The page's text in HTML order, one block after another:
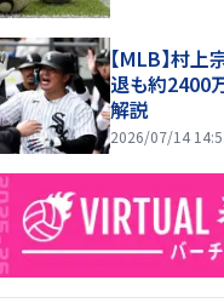
【MLB】村
退も約2400
解説
2026/07/14